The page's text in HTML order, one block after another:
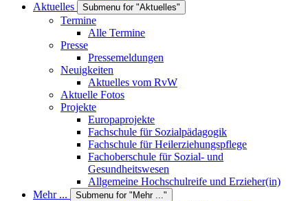
Aktuelles
Submenu for "Aktuelles"
Termine
Alle Termine
Presse
Pressemeldungen
Neuigkeiten
Aktuelles vom RvW
Aktuelle Fotos
Projekte
Europaprojekte
Fachschule für Sozialpädagogik
Fachschule für Heilerziehungspflege
Fachoberschule für Sozial- und
Gesundheitswesen
Allgemeine Hochschulreife und Erzieher(in)
Mehr ...
Submenu for "Mehr ..."